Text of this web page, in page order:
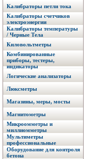
Калибраторы петли тока
Калибраторы счетчиков
электроэнергии
Калибраторы температуры
/ Черные Тела
Киловольтметры
Комбинированные
приборы, тестеры,
индикаторы
Логические анализаторы
Люксметры
Магазины, меры, мосты
Магнитометры
Микроомметры и
миллиомметры
Мультиметры
профессиональные
Оборудование для контроля
бетона